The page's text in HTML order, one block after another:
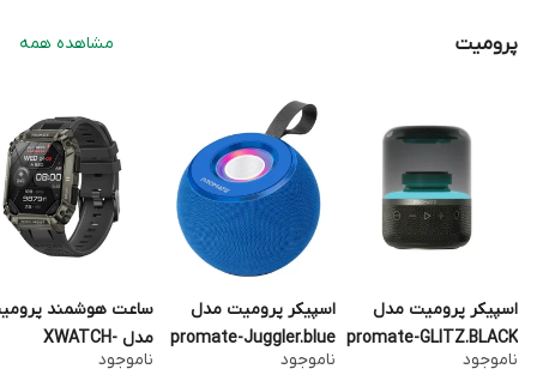
پرومیت مشاهده همه
اسپیکر پرومیت مدل
promate-GLITZ.BLACK
ناموجود
اسپیکر پرومیت مدل
promate-Juggler.blue
ناموجود
ساعت هوشمند
مدل XWATCH-
S19.BLACK
ناموجود